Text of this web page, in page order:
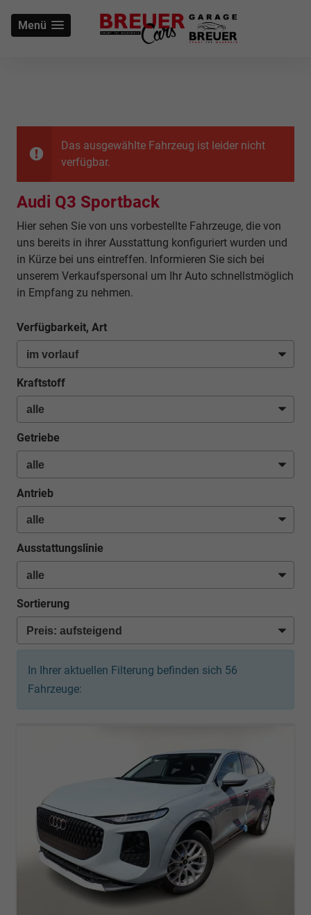
Menü
Das ausgewählte Fahrzeug ist leider nicht
verfügbar.
Audi Q3 Sportback
Hier sehen Sie von uns vorbestellte Fahrzeuge, die von
uns bereits in ihrer Ausstattung konfiguriert wurden und
in Kürze bei uns eintreffen. Informieren Sie sich bei
unserem Verkaufspersonal um Ihr Auto schnellstmöglich
in Empfang zu nehmen.
Verfügbarkeit, Art
Kraftstoff
Getriebe
Antrieb
Ausstattungslinie
Sortierung
In Ihrer aktuellen Filterung befinden sich 56
Fahrzeuge: